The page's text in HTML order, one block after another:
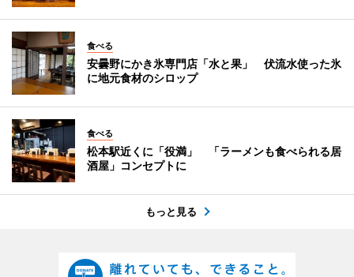
食べる
安曇野にかき氷専門店「水と果」 伏流水使った氷
に地元食材のシロップ
食べる
松本駅近くに「役満」 「ラーメンも食べられる居
酒屋」コンセプトに
もっと見る